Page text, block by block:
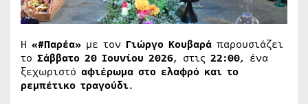
Η «#Παρέα» με τον Γιώργο Κουβαρά παρουσιάζει
το Σάββατο 20 Ιουνίου 2026, στις 22:00, ένα
ξεχωριστό αφιέρωμα στο ελαφρό και το
ρεμπέτικο τραγούδι.